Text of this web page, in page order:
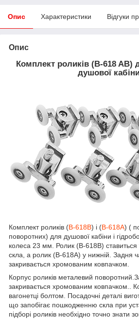
Опис Характеристики Відгуки
Опис
Комплект роликів (B-618 AB)
душової
Комплект роликів (B-618В) і (B-618А) (
поворотних) для душової кабіни і
колеса 23 мм. Ролик (B-618В) ставиться
скла, а ролик (B-618А) у нижній. Задня
закривається хромованим ковпачком.
Корпус роликів металевий
закривається хромованим ковпачком..
вагонетці болтом. Посадочні деталі
що запобігає пошкодженню скла при
підборі роликів необхідно точно знати